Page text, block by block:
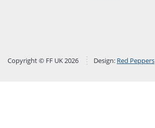
Copyright © FF UK 2026 Design: Red Peppers